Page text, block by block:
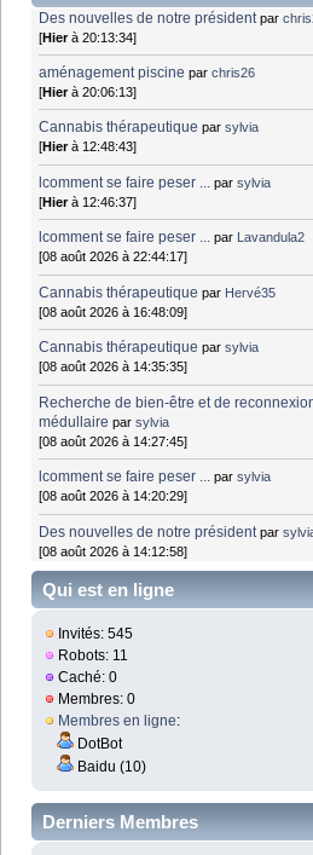
Des nouvelles de notre président par
[Hierà 20:13:34]
aménagement piscine parchris26
[Hierà 20:06:13]
Cannabis thérapeutique parsylvia
[Hierà 12:48:43]
lcomment se faire peser ... parsylvia
[Hierà 12:46:37]
lcomment se faire peser ... par
Lavandula2
[08 août 2026 à 22:44:17]
Cannabis thérapeutique par Hervé35
[08 août 2026 à 16:48:09]
Cannabis thérapeutique parsylvia
[08 août 2026 à 14:35:35]
Recherche de bien-être et de
médullaire parsylvia
[08 août 2026 à 14:27:45]
lcomment se faire peser ... parsylvia
[08 août 2026 à 14:20:29]
Des nouvelles de notre président par
[08 août 2026 à 14:12:58]
Qui est en ligne
Invités: 545
Robots: 11
Caché: 0
Membres: 0
Membres en ligne:
DotBot
Baidu (10)
Derniers Membres